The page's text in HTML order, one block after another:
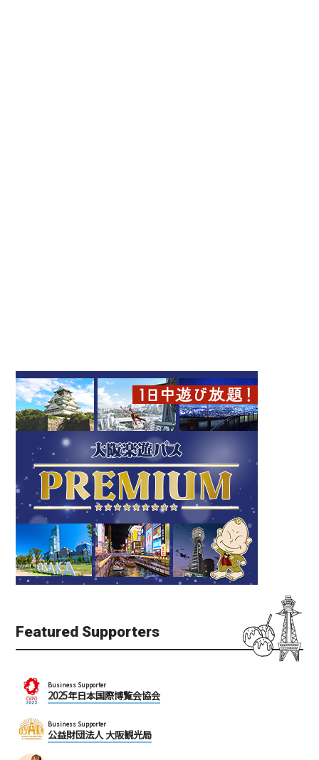
Featured Supporters
Business Supporter
2025年日本国際博覧会協会
Business Supporter
公益財団法人 大阪観光局